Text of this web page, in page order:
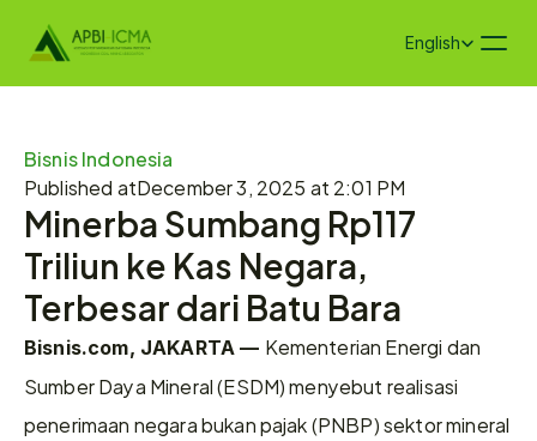
Select Language
English
Bisnis Indonesia
Published atDecember 3, 2025 at 2:01 PM
Minerba Sumbang Rp117
Triliun ke Kas Negara,
Terbesar dari Batu Bara
Bisnis.com, JAKARTA — Kementerian Energi dan
Sumber Daya Mineral (ESDM) menyebut realisasi
penerimaan negara bukan pajak (PNBP) sektor mineral